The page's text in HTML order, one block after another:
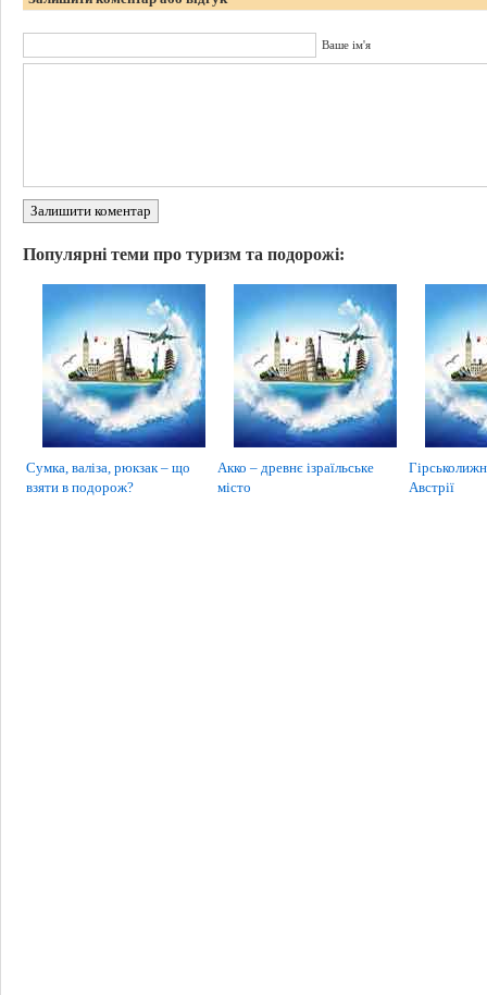
Ваше ім'я
Залишити коментар
Популярні теми про туризм та подорожі:
Сумка, валіза, рюкзак – що
взяти в подорож?
Акко – древнє ізраїльське
місто
Австрії